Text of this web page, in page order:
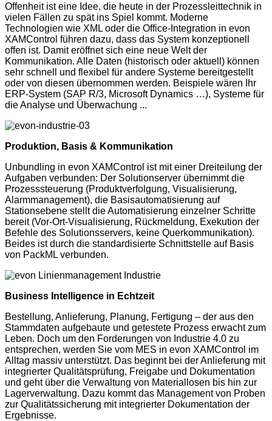
Offenheit ist eine Idee, die heute in der Prozessleittechnik in
vielen Fällen zu spät ins Spiel kommt. Moderne
Technologien wie XML oder die Office-Integration in evon
XAMControl führen dazu, dass das System konzeptionell
offen ist. Damit eröffnet sich eine neue Welt der
Kommunikation. Alle Daten (historisch oder aktuell) können
sehr schnell und flexibel für andere Systeme bereitgestellt
oder von diesen übernommen werden. Beispiele wären Ihr
ERP-System (SAP R/3, Microsoft Dynamics …), Systeme für
die Analyse und Überwachung ...
Produktion, Basis & Kommunikation
Unbundling in evon XAMControl ist mit einer Dreiteilung der
Aufgaben verbunden: Der Solutionserver übernimmt die
Prozesssteuerung (Produktverfolgung, Visualisierung,
Alarmmanagement), die Basisautomatisierung auf
Stationsebene stellt die Automatisierung einzelner Schritte
bereit (Vor-Ort-Visualisierung, Rückmeldung, Exekution der
Befehle des Solutionsservers, keine Querkommunikation).
Beides ist durch die standardisierte Schnittstelle auf Basis
von PackML verbunden.
Business Intelligence in Echtzeit
Bestellung, Anlieferung, Planung, Fertigung – der aus den
Stammdaten aufgebaute und getestete Prozess erwacht zum
Leben. Doch um den Forderungen von Industrie 4.0 zu
entsprechen, werden Sie vom MES in evon XAMControl im
Alltag massiv unterstützt. Das beginnt bei der Anlieferung mit
integrierter Qualitätsprüfung, Freigabe und Dokumentation
und geht über die Verwaltung von Materiallosen bis hin zur
Lagerverwaltung. Dazu kommt das Management von Proben
zur Qualitätssicherung mit integrierter Dokumentation der
Ergebnisse.